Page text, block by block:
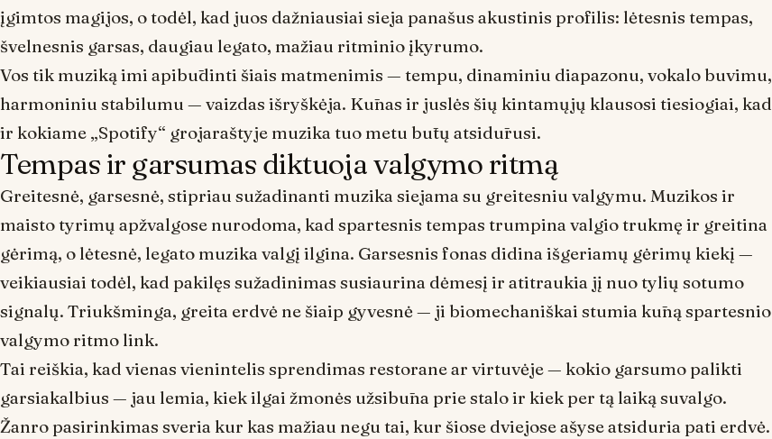
įgimtos magijos, o todėl, kad juos dažniausiai sieja panašus akustinis profilis: lėtesnis tempas,
švelnesnis garsas, daugiau legato, mažiau ritminio įkyrumo.
Vos tik muziką imi apibūdinti šiais matmenimis — tempu, dinaminiu diapazonu, vokalo buvimu,
harmoniniu stabilumu — vaizdas išryškėja. Kūnas ir juslės šių kintamųjų klausosi tiesiogiai, kad
ir kokiame „Spotify“ grojaraštyje muzika tuo metu būtų atsidūrusi.
Tempas ir garsumas diktuoja valgymo ritmą
Greitesnė, garsesnė, stipriau sužadinanti muzika siejama su greitesniu valgymu. Muzikos ir
maisto tyrimų apžvalgose nurodoma, kad spartesnis tempas trumpina valgio trukmę ir greitina
gėrimą, o lėtesnė, legato muzika valgį ilgina. Garsesnis fonas didina išgeriamų gėrimų kiekį —
veikiausiai todėl, kad pakilęs sužadinimas susiaurina dėmesį ir atitraukia jį nuo tylių sotumo
signalų. Triukšminga, greita erdvė ne šiaip gyvesnė — ji biomechaniškai stumia kūną spartesnio
valgymo ritmo link.
Tai reiškia, kad vienas vienintelis sprendimas restorane ar virtuvėje — kokio garsumo palikti
garsiakalbius — jau lemia, kiek ilgai žmonės užsibūna prie stalo ir kiek per tą laiką suvalgo.
Žanro pasirinkimas sveria kur kas mažiau negu tai, kur šiose dviejose ašyse atsiduria pati erdvė.